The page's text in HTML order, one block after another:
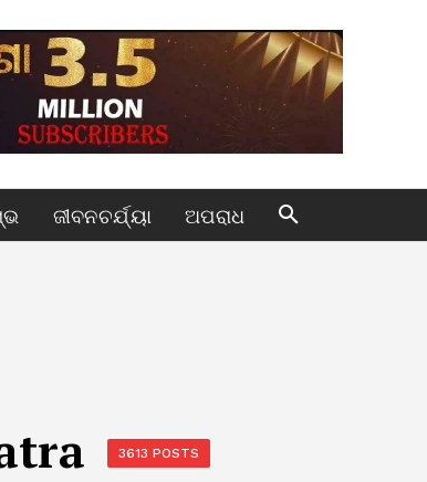
ଜୀବନଚର୍ଯ୍ୟା ଅପରାଧ
3613 POSTS